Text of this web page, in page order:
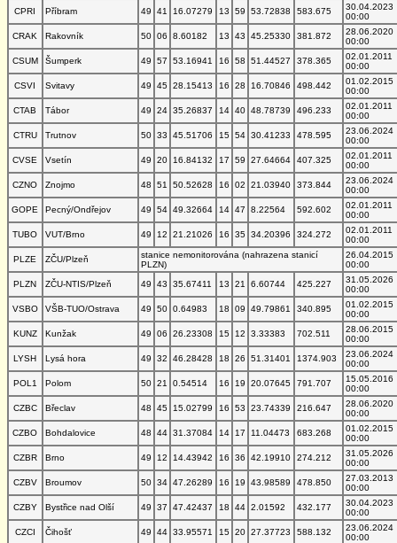
CPRI
Příbram 49 41 16.07279 13 59 53.72838 583.675
30.04.2023
00:00
CRAK
Rakovník 50 06 8.60182 13 43 45.25330 381.872
28.06.2020
00:00
CSUM
Šumperk 49 57 53.16941 16 58 51.44527 378.365
02.01.2011
00:00
CSVI
Svitavy 49 45 28.15413 16 28 16.70846 498.442
01.02.2015
00:00
CTAB
Tábor 49 24 35.26837 14 40 48.78739 496.233
02.01.2011
00:00
CTRU
Trutnov 50 33 45.51706 15 54 30.41233 478.595
23.06.2024
00:00
CVSE
Vsetín 49 20 16.84132 17 59 27.64664 407.325
02.01.2011
00:00
CZNO
Znojmo 48 51 50.52628 16 02 21.03940 373.844
23.06.2024
00:00
GOPE
Pecný/Ondřejov 49 54 49.32664 14 47 8.22564 592.602
02.01.2011
00:00
TUBO
VUT/Brno 49 12 21.21026 16 35 34.20396 324.272
02.01.2011
00:00
PLZE
ZČU/Plzeň
stanice nemonitorována (nahrazena stanicí
PLZN)
26.04.2015
00:00
PLZN
ZČU-NTIS/Plzeň 49 43 35.67411 13 21 6.60744 425.227
31.05.2026
00:00
VSBO
VŠB-TUO/Ostrava 49 50 0.64983 18 09 49.79861 340.895
01.02.2015
00:00
KUNZ
Kunžak 49 06 26.23308 15 12 3.33383 702.511
28.06.2015
00:00
LYSH
Lysá hora 49 32 46.28428 18 26 51.31401 1374.903
23.06.2024
00:00
POL1
Polom 50 21 0.54514 16 19 20.07645 791.707
15.05.2016
00:00
CZBC
Břeclav 48 45 15.02799 16 53 23.74339 216.647
28.06.2020
00:00
CZBO
Bohdalovice 48 44 31.37084 14 17 11.04473 683.268
01.02.2015
00:00
CZBR
Brno 49 12 14.43942 16 36 42.19910 274.212
31.05.2026
00:00
CZBV
Broumov 50 34 47.26289 16 19 43.98589 478.850
27.03.2013
00:00
CZBY
Bystřice nad Olší 49 37 47.42437 18 44 2.01592 432.177
30.04.2023
00:00
CZCI
Čihošť 49 44 33.95571 15 20 27.37723 588.132
23.06.2024
00:00